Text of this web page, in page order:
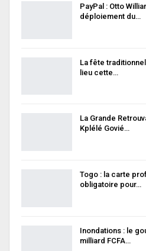
PayPal : Otto
déploiement du…
La fête
lieu cette…
La Grande
Kplélé Govié…
Togo : la carte
obligatoire pour…
Inondations : le
milliard FCFA…